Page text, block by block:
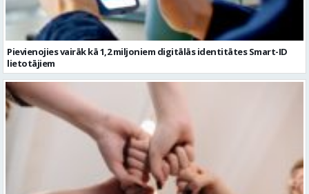
Pievienojies vairāk kā 1,2 miljoniem digitālās identitātes Smart-ID
lietotājiem